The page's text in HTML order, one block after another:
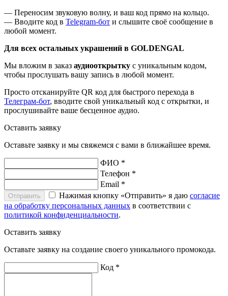
— Переносим звуковую волну, и ваш код прямо на кольцо.
— Вводите код в Telegram-бот и слышите своё сообщение в
любой момент.
Для всех остальных украшений в GOLDENGAL
Мы вложим в заказ аудиооткрытку с уникальным кодом,
чтобы прослушать вашу запись в любой момент.
Просто отсканируйте QR код для быстрого перехода в
Телеграм-бот, вводите свой уникальный код с открытки, и
прослушивайте ваше бесценное аудио.
Оставить заявку
Оставьте заявку и мы свяжемся с вами в ближайшее время.
ФИО *
Телефон *
Email *
Отправить Нажимая кнопку «Отправить» я даю согласие
на обработку персональных данных в соответствии с
политикой конфиденциальности.
Оставить заявку
Оставьте заявку на создание своего уникального промокода.
Код *